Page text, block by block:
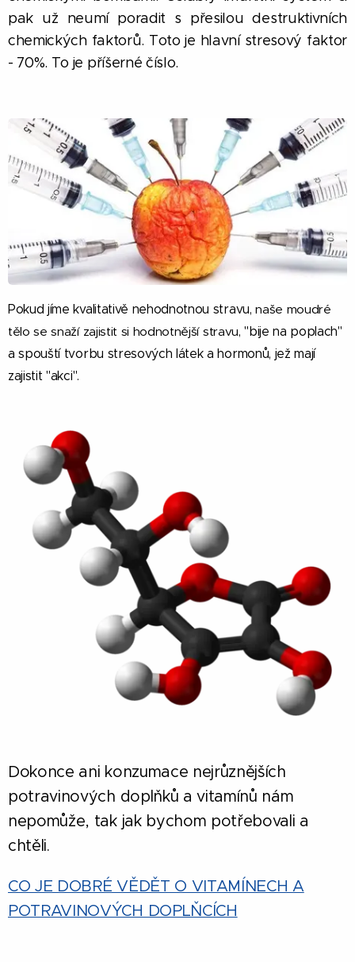
pak už neumí poradit s přesilou destruktivních
chemických faktorů. Toto je hlavní stresový faktor
- 70%. To je příšerné číslo.
Pokud jíme kvalitativě nehodnotnou stravu,naše moudré
tělo se snaží zajistit si hodnotnější stravu, "bije na poplach"
a spouští tvorbu stresových látek a hormonů, jež mají
zajistit "akci".
Dokonce ani konzumace nejrůznějších
potravinových doplňků a vitamínů nám
nepomůže, tak jak bychom potřebovali a
chtěli.
CO JE DOBRÉ VĚDĚT O VITAMÍNECH A
POTRAVINOVÝCH DOPLŇCÍCH